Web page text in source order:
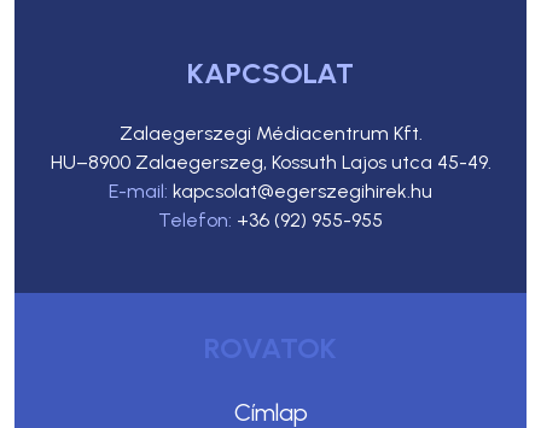
KAPCSOLAT
Zalaegerszegi Médiacentrum Kft.
HU–8900 Zalaegerszeg, Kossuth Lajos utca 45-49.
E-mail: kapcsolat@egerszegihirek.hu
Telefon: +36 (92) 955-955
ROVATOK
Címlap